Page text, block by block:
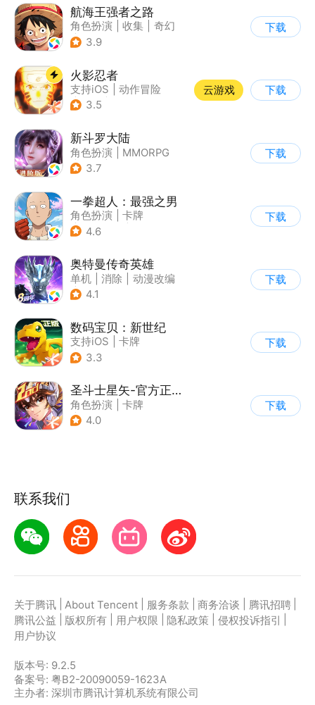
航海王强者之路
角色扮演 收集
奇幻
| 海贼王
3.9
下载
火影忍者
支持iOS
动作冒险
| 格斗
3.5
云游戏 下载
新斗罗大陆
角色扮演
MMORPG
| 奇幻
3.7
下载
一拳超人：最强之男
角色扮演
卡牌
| 动漫改编
4.6
下载
奥特曼传奇英雄
单机 消除
动漫改编
| 奥特曼
4.1
下载
数码宝贝：新世纪
支持iOS
卡牌
| 动漫改编
3.3
下载
圣斗士星矢-官方正版(腾讯)
角色扮演
卡牌
| 动漫改编
4.0
下载
联系我们
关于腾讯 About Tencent 服务条款 商务洽谈 腾讯招聘
腾讯公益
版权所有 用户权限 隐私政策 侵权投诉指引
用户协议
版本号: 9.2.5
备案号: 粤B2-20090059-1623A
主办者: 深圳市腾讯计算机系统有限公司